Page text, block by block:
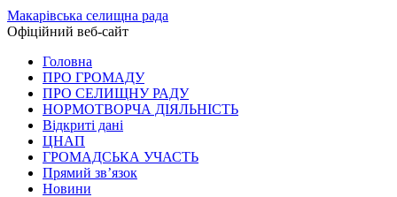
Макарівська селищна рада
Офіційний веб-сайт
Головна
ПРО ГРОМАДУ
ПРО СЕЛИЩНУ РАДУ
НОРМОТВОРЧА ДІЯЛЬНІСТЬ
Відкриті дані
ЦНАП
ГРОМАДСЬКА УЧАСТЬ
Прямий зв’язок
Новини